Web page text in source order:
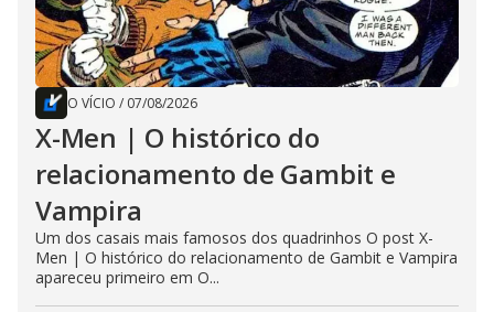
O VÍCIO / 07/08/2026
X-Men | O histórico do
relacionamento de Gambit e
Vampira
Um dos casais mais famosos dos quadrinhos O post X-
Men | O histórico do relacionamento de Gambit e Vampira
apareceu primeiro em O...